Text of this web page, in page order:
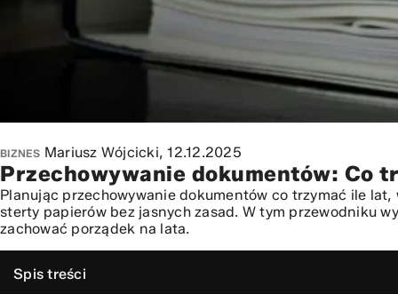
BIZNES Mariusz Wójcicki, 12.12.2025
Przechowywanie dokumentów: Co
Planując przechowywanie dokumentów co trzymać ile
sterty papierów bez jasnych zasad. W tym przewodniku
zachować porządek na lata.
Spis treści